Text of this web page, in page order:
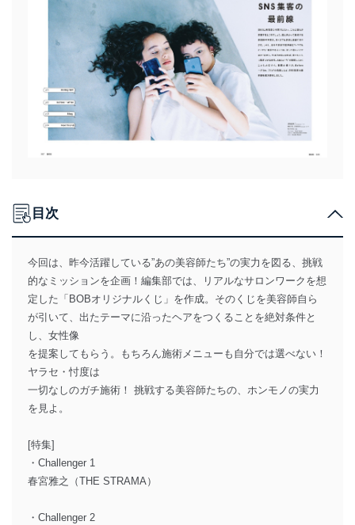
目次
今回は、昨今活躍している”あの美容師たち”の実力を図る、挑戦
的なミッションを企画！編集部では、リアルなサロンワークを想
定した「BOBオリジナルくじ」を作成。そのくじを美容師自ら
が引いて、出たテーマに沿ったヘアをつくることを絶対条件と
し、女性像
を提案してもらう。もちろん施術メニューも自分では選べない！
ヤラセ・忖度は
一切なしのガチ施術！ 挑戦する美容師たちの、ホンモノの実力
を見よ。
[特集]
・Challenger 1
春宮雅之（THE STRAMA）
・Challenger 2